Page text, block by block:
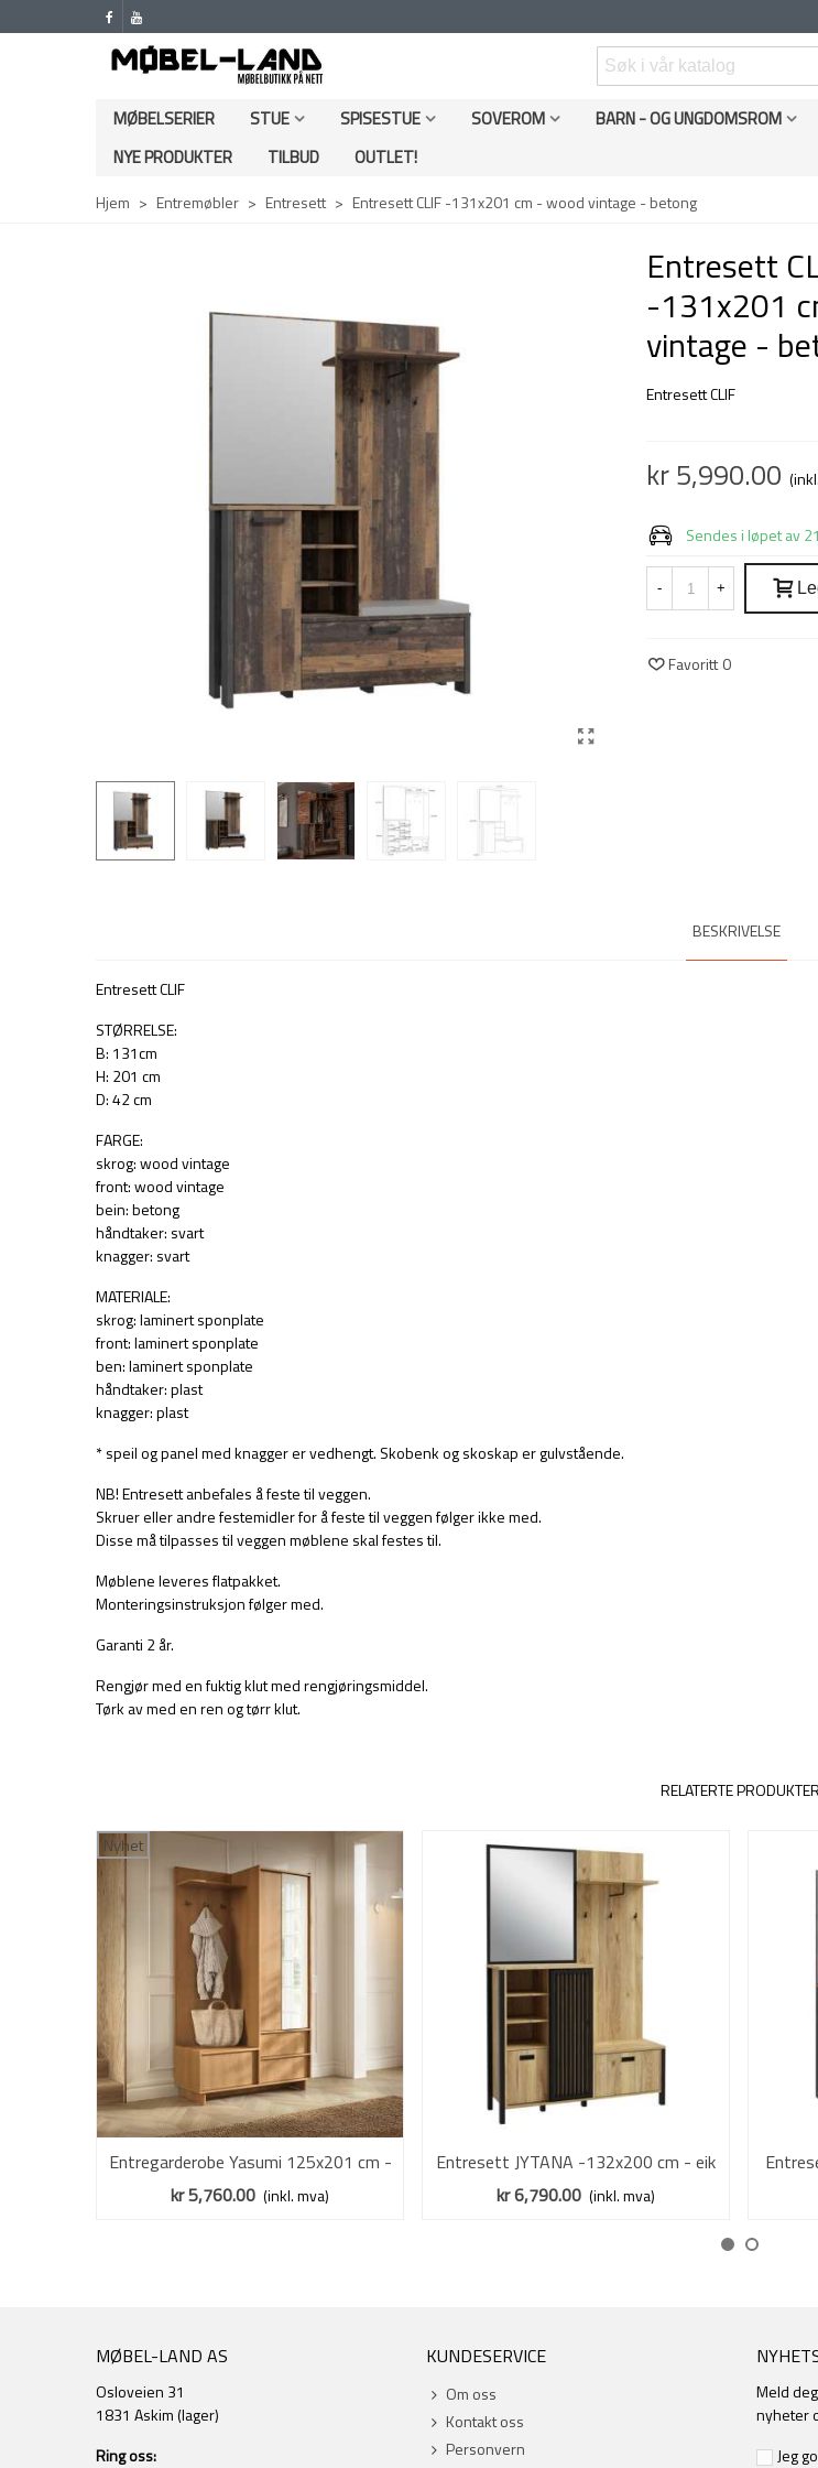
MØBELSERIER STUE SPISESTUE SOVEROM BARN - OG UNGDOMSROM
NYE PRODUKTER
TILBUD OUTLET!
Hjem > Entremøbler > Entresett > Entresett CLIF -131x201 cm - wood vintage - betong
Entresett
-131x201
vintage -
Entresett CLIF
kr 5,990.00
Sendes i løpet av
- +
Favoritt 0
BESKRIVELSE
Entresett CLIF
STØRRELSE:
B: 131cm
H: 201 cm
D: 42 cm
FARGE:
skrog: wood vintage
front: wood vintage
bein: betong
håndtaker: svart
knagger: svart
MATERIALE:
skrog: laminert sponplate
front: laminert sponplate
ben: laminert sponplate
håndtaker: plast
knagger: plast
* speil og panel med knagger er vedhengt. Skobenk og skoskap er gulvstående.
NB! Entresett anbefales å feste til veggen.
Skruer eller andre festemidler for å feste til veggen følger ikke med.
Disse må tilpasses til veggen møblene skal festes til.
Møblene leveres flatpakket.
Monteringsinstruksjon følger med.
Garanti 2 år.
Rengjør med en fuktig klut med rengjøringsmiddel.
Tørk av med en ren og tørr klut.
RELATERTE PRODUKTER
Nyhet
Vis mer
Entregarderobe Yasumi 125x201 cm -
eik - hyller og 2 dører
kr 5,760.00 (inkl. mva)
Vis mer
Entresett JYTANA -132x200 cm - eik
mauvela - svart matt
kr 6,790.00 (inkl. mva)
MØBEL-LAND AS
Osloveien 31
1831 Askim (lager)
Ring oss:
KUNDESERVICE
Om oss
Kontakt oss
Personvern
Meld
nyheter
Jeg